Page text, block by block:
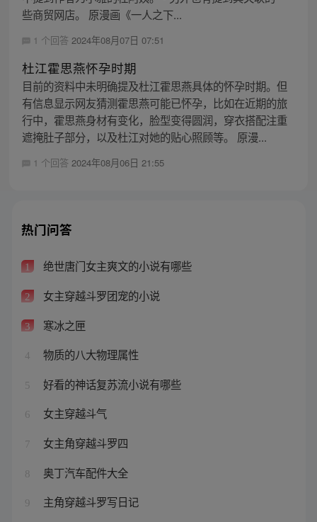
些商贸网店。 原漫画《一人之下...
1 个回答 2024年08月07日 07:51
杜江霍思燕怀孕时期
目前的资料中未明确提及杜江霍思燕具体的怀孕时期。但
有信息显示网友猜测霍思燕可能已怀孕，比如在近期的旅
行中，霍思燕身材有变化，脸型变得圆润，穿衣搭配注重
遮掩肚子部分，以及杜江对她的贴心照顾等。 原漫...
1 个回答 2024年08月06日 21:55
热门问答
1 绝世唐门女主爽文的小说有哪些
2 女主穿越斗罗团宠的小说
3 寒冰之匣
4 物质的八大物理属性
5 好看的神话复苏流小说有哪些
6 女主穿越斗气
7 女主角穿越斗罗四
8 奥丁汽车配件大全
9 主角穿越斗罗写日记